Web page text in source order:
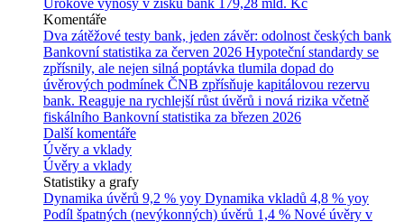
Úrokové výnosy v zisku bank 179,28 mld. Kč
Komentáře
Dva zátěžové testy bank, jeden závěr: odolnost českých bank
Bankovní statistika za červen 2026 Hypoteční standardy se
zpřísnily, ale nejen silná poptávka tlumila dopad do
úvěrových podmínek ČNB zpřísňuje kapitálovou rezervu
bank. Reaguje na rychlejší růst úvěrů i nová rizika včetně
fiskálního Bankovní statistika za březen 2026
Další komentáře
Úvěry a vklady
Úvěry a vklady
Statistiky a grafy
Dynamika úvěrů 9,2 % yoy Dynamika vkladů 4,8 % yoy
Podíl špatných (nevýkonných) úvěrů 1,4 % Nové úvěry v